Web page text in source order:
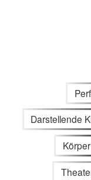
Darstellende
Körper